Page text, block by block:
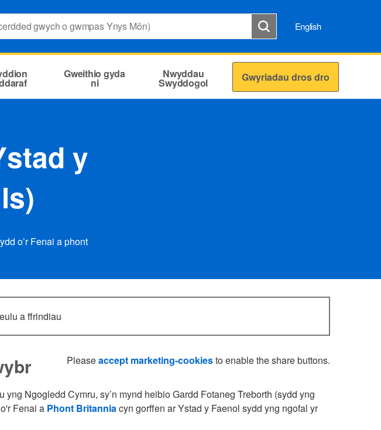
English
Gweithio gyda
ni
Nwyddau
Swyddogol Gwyriadau dros dro
y
o’r Fenai a phont
a ffrindiau
Pleaseaccept marketing-cookiesto enable the share buttons.
Ngogledd Cymru, sy’n mynd heibio Gardd Fotaneg Treborth (sydd yng
Fenai a Phont Britanniacyn gorffen ar Ystad y Faenol sydd yng ngofal yr